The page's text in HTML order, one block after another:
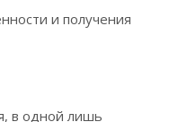
и получения
в одной лишь